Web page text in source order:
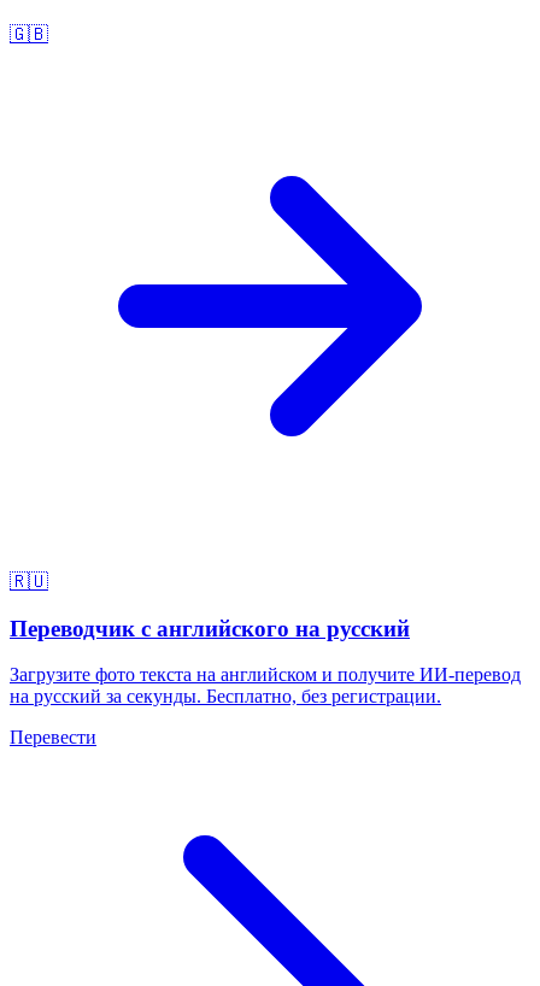
🇬🇧
🇷🇺
Переводчик с английского на русский
Загрузите фото текста на английском и получите ИИ-перевод
на русский за секунды. Бесплатно, без регистрации.
Перевести